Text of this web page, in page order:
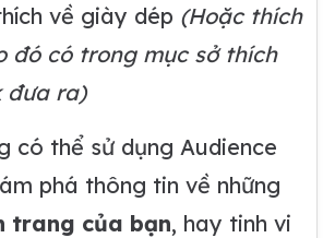
về giày dép (Hoặc thích
đó có trong mục sở thích
đưa ra)
có thể sử dụng Audience
phá thông tin về những
trang của bạn, hay tinh vi